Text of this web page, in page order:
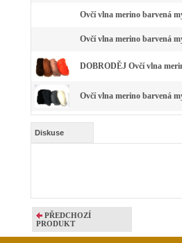
Ovčí vlna merino barvená
Ovčí vlna merino barvená
DOBRODĚJ Ovčí vlna
Ovčí vlna merino barvená
Diskuse
PŘEDCHOZÍ
PRODUKT